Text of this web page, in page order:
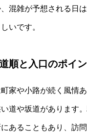
混雑が予想される日
いです。
順と入口のポイ
家や小路が続く風情あ
道や坂道があります
あることもあり、訪